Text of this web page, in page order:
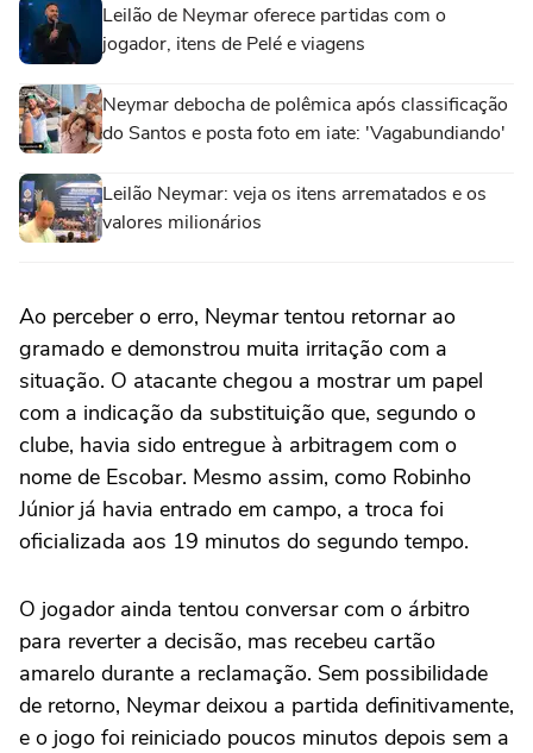
Leilão de Neymar oferece partidas com o
jogador, itens de Pelé e viagens
Neymar debocha de polêmica após classificação
do Santos e posta foto em iate: 'Vagabundiando'
Leilão Neymar: veja os itens arrematados e os
valores milionários
Ao perceber o erro, Neymar tentou retornar ao
gramado e demonstrou muita irritação com a
situação. O atacante chegou a mostrar um papel
com a indicação da substituição que, segundo o
clube, havia sido entregue à arbitragem com o
nome de Escobar. Mesmo assim, como Robinho
Júnior já havia entrado em campo, a troca foi
oficializada aos 19 minutos do segundo tempo.
O jogador ainda tentou conversar com o árbitro
para reverter a decisão, mas recebeu cartão
amarelo durante a reclamação. Sem possibilidade
de retorno, Neymar deixou a partida definitivamente,
e o jogo foi reiniciado poucos minutos depois sem a